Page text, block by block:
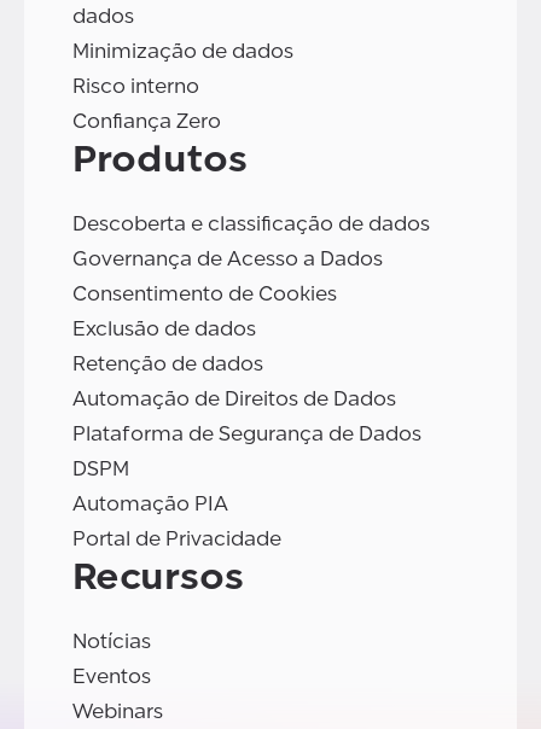
dados
Minimização de dados
Risco interno
Confiança Zero
Produtos
Descoberta e classificação de dados
Governança de Acesso a Dados
Consentimento de Cookies
Exclusão de dados
Retenção de dados
Automação de Direitos de Dados
Plataforma de Segurança de Dados
DSPM
Automação PIA
Portal de Privacidade
Recursos
Notícias
Eventos
Webinars